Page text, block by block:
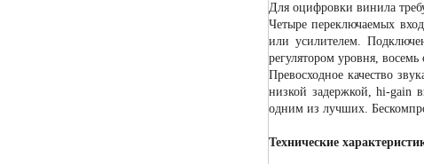
Для оцифровки винила
Четыре переключаемых
или усилителем.
регулятором уровня,
Превосходное качество
низкой задержкой, hi-gain
одним из лучших.
Технические